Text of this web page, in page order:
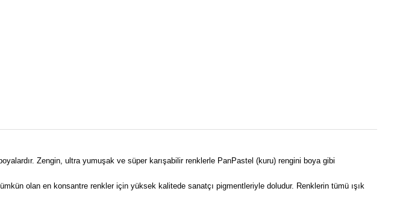
Zengin, ultra yumuşak ve süper karışabilir renklerle PanPastel (kuru) rengini boya gibi
olan en konsantre renkler için yüksek kalitede sanatçı pigmentleriyle doludur. Renklerin tümü ışık